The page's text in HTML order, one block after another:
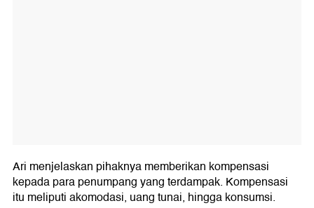
Ari menjelaskan pihaknya memberikan kompensasi
kepada para penumpang yang terdampak. Kompensasi
itu meliputi akomodasi, uang tunai, hingga konsumsi.